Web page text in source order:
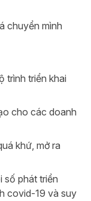
chuyển mình
trình triển khai
cho các doanh
khứ, mở ra
phát triển
covid-19 và suy